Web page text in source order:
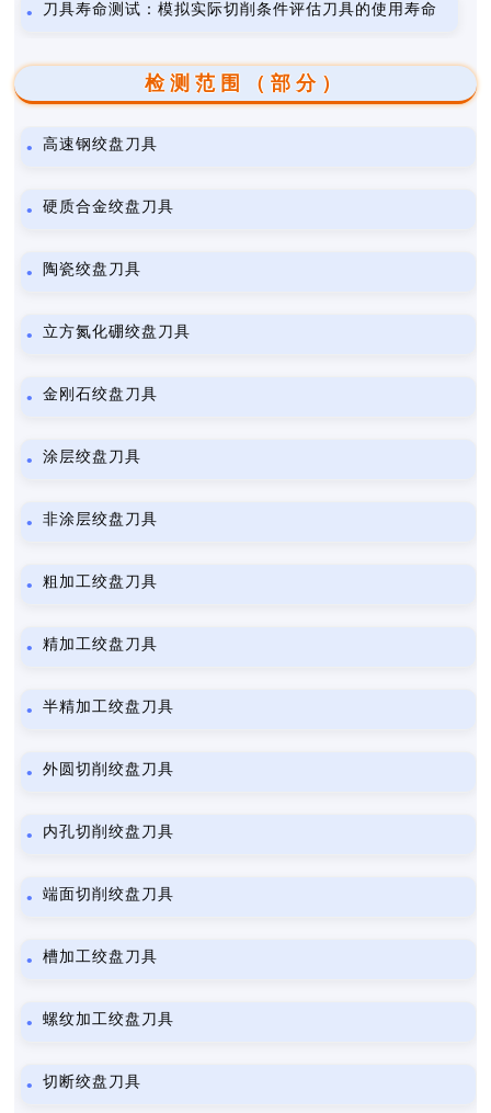
刀具寿命测试：模拟实际切削条件评估刀具的使用寿命
检测范围（部分）
高速钢绞盘刀具
硬质合金绞盘刀具
陶瓷绞盘刀具
立方氮化硼绞盘刀具
金刚石绞盘刀具
涂层绞盘刀具
非涂层绞盘刀具
粗加工绞盘刀具
精加工绞盘刀具
半精加工绞盘刀具
外圆切削绞盘刀具
内孔切削绞盘刀具
端面切削绞盘刀具
槽加工绞盘刀具
螺纹加工绞盘刀具
切断绞盘刀具